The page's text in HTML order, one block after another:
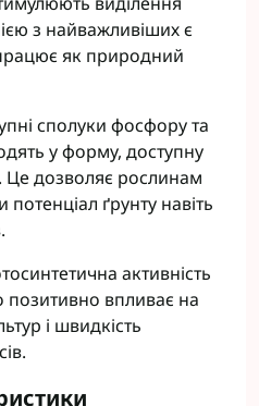
з найважливіших є
як природний
сполуки фосфору та
у форму, доступну
Це дозволяє рослинам
ґрунту навіть
активність
позитивно впливає на
і швидкість